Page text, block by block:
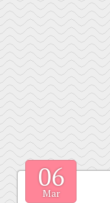
06
Mar